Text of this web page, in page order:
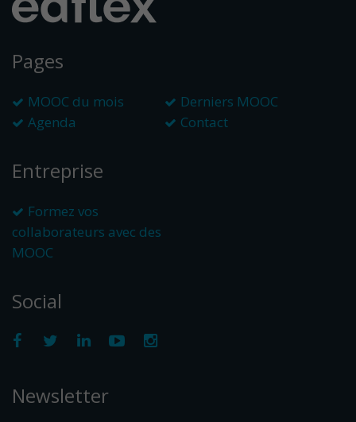
Pages
MOOC du mois
Derniers MOOC
Agenda
Contact
Entreprise
Formez vos
collaborateurs avec des
MOOC
Social
Newsletter